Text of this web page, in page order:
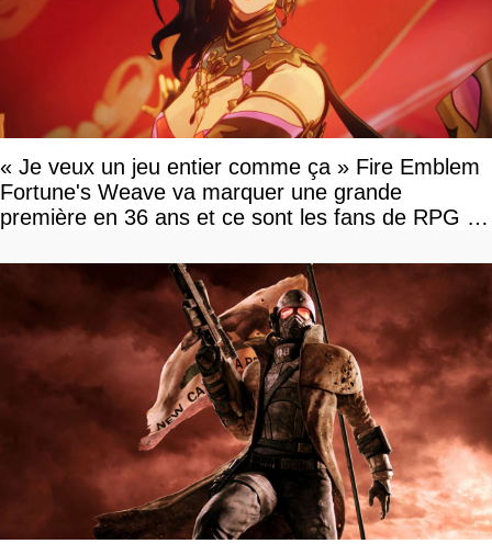
« Je veux un jeu entier comme ça » Fire Emblem
Fortune's Weave va marquer une grande
première en 36 ans et ce sont les fans de RPG en